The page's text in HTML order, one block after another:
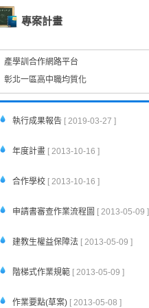
專案計畫
產學訓合作網路平台
彰北一區高中職均質化
執行成果報告 [ 2019-03-27 ]
年度計畫 [ 2013-10-16 ]
合作學校 [ 2013-10-16 ]
申請書審查作業流程圖 [ 2013-05-09 ]
建教生權益保障法 [ 2013-05-09 ]
階梯式作業規範 [ 2013-05-09 ]
作業要點(草案) [ 2013-05-08 ]